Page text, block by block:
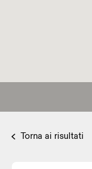
Torna ai risultati